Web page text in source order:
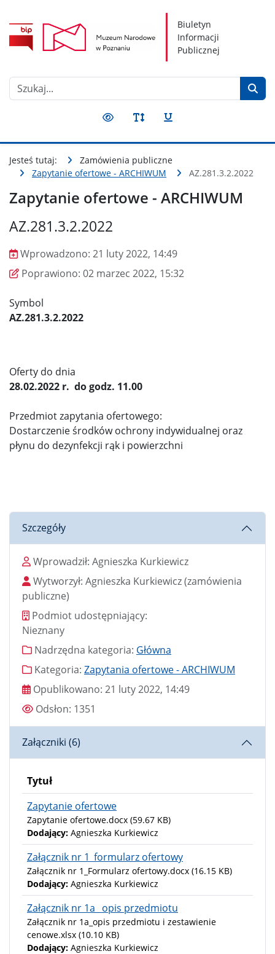
Biuletyn
Informacji
Publicznej
Szukaj
Jesteś tutaj:
Zamówienia publiczne
Zapytanie ofertowe - ARCHIWUM
AZ.281.3.2.2022
Zapytanie ofertowe - ARCHIWUM
AZ.281.3.2.2022
Wprowadzono
Wprowadzono: 21 luty 2022, 14:49
Poprawiono
Poprawiono: 02 marzec 2022, 15:32
Symbol
AZ.281.3.2.2022
Oferty do dnia
28.02.2022 r. do godz. 11.00
Przedmiot zapytania ofertowego:
Dostarczenie środków ochrony indywidualnej oraz
płynu do dezynfekcji rąk i powierzchni
Szczegóły
Wprowadził
Wprowadził: Agnieszka Kurkiewicz
Wytworzył
Wytworzył: Agnieszka Kurkiewicz(zamówienia
publiczne)
Podmiot udostępniający
Podmiot udostępniający:
Nieznany
Nadrzędna kategoria
Nadrzędna kategoria: Główna
Kategoria
Kategoria: Zapytania ofertowe - ARCHIWUM
Data publikacji
Opublikowano: 21 luty 2022, 14:49
Odsłony
Odsłon: 1351
Załączniki (6)
Tytuł
Zapytanie ofertowe
Zapytanie ofertowe.docx (59.67 KB)
Dodający: Agnieszka Kurkiewicz
Załącznik nr 1_formularz ofertowy
Załącznik nr 1_Formularz ofertowy.docx (16.15 KB)
Dodający: Agnieszka Kurkiewicz
Załącznik nr 1a_ opis przedmiotu
Załącznik nr 1a_opis przedmiotu i zestawienie
cenowe.xlsx (10.10 KB)
Dodający: Agnieszka Kurkiewicz